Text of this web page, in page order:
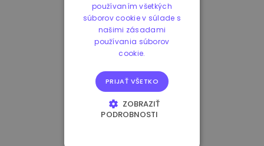
používaním všetkých
súborov cookie v súlade s
našimi zásadami
používania súborov
cookie.
PRIJAŤ VŠETKO
ZOBRAZIŤ
PODROBNOSTI